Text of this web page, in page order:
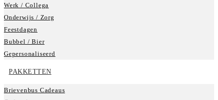
Werk / Collega
Onderwijs / Zorg
Feestdagen
Bubbel / Bier
Gepersonaliseerd
PAKKETTEN
Brievenbus Cadeaus